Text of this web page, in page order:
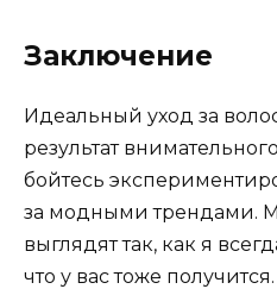
Заключение
Идеальный уход за
результат
бойтесь
за модными трендами.
выглядят так, как я
что у вас тоже